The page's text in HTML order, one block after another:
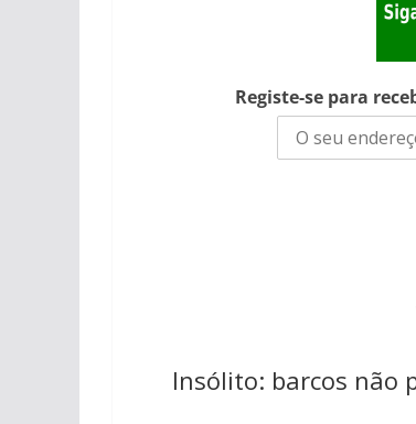
Registe-se para
Insólito: barcos não